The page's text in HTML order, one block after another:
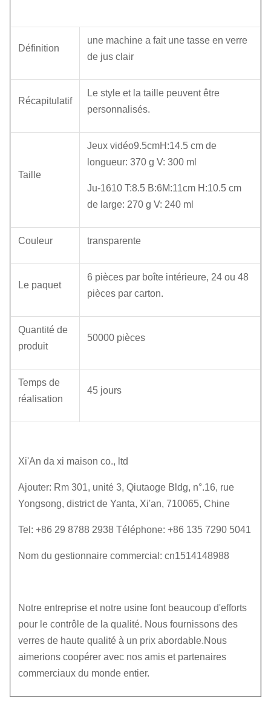
Définition
une machine a fait une tasse en verre
de jus clair
Récapitulatif
Le style et la taille peuvent être
personnalisés.
Taille
Jeux vidéo9.5cmH:14.5 cm de
longueur: 370 g V: 300 ml
Ju-1610 T:8.5 B:6M:11cm H:10.5 cm
de large: 270 g V: 240 ml
Couleur transparente
Le paquet
6 pièces par boîte intérieure, 24 ou 48
pièces par carton.
Quantité de
produit
50000 pièces
Temps de
réalisation
45 jours
Xi'An da xi maison co., ltd
Ajouter: Rm 301, unité 3, Qiutaoge Bldg, n°.16, rue
Yongsong, district de Yanta, Xi'an, 710065, Chine
Tel: +86 29 8788 2938 Téléphone: +86 135 7290 5041
Nom du gestionnaire commercial: cn1514148988
Notre entreprise et notre usine font beaucoup d'efforts
pour le contrôle de la qualité. Nous fournissons des
verres de haute qualité à un prix abordable.Nous
aimerions coopérer avec nos amis et partenaires
commerciaux du monde entier.